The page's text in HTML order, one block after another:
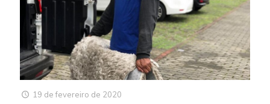
19 de fevereiro de 2020